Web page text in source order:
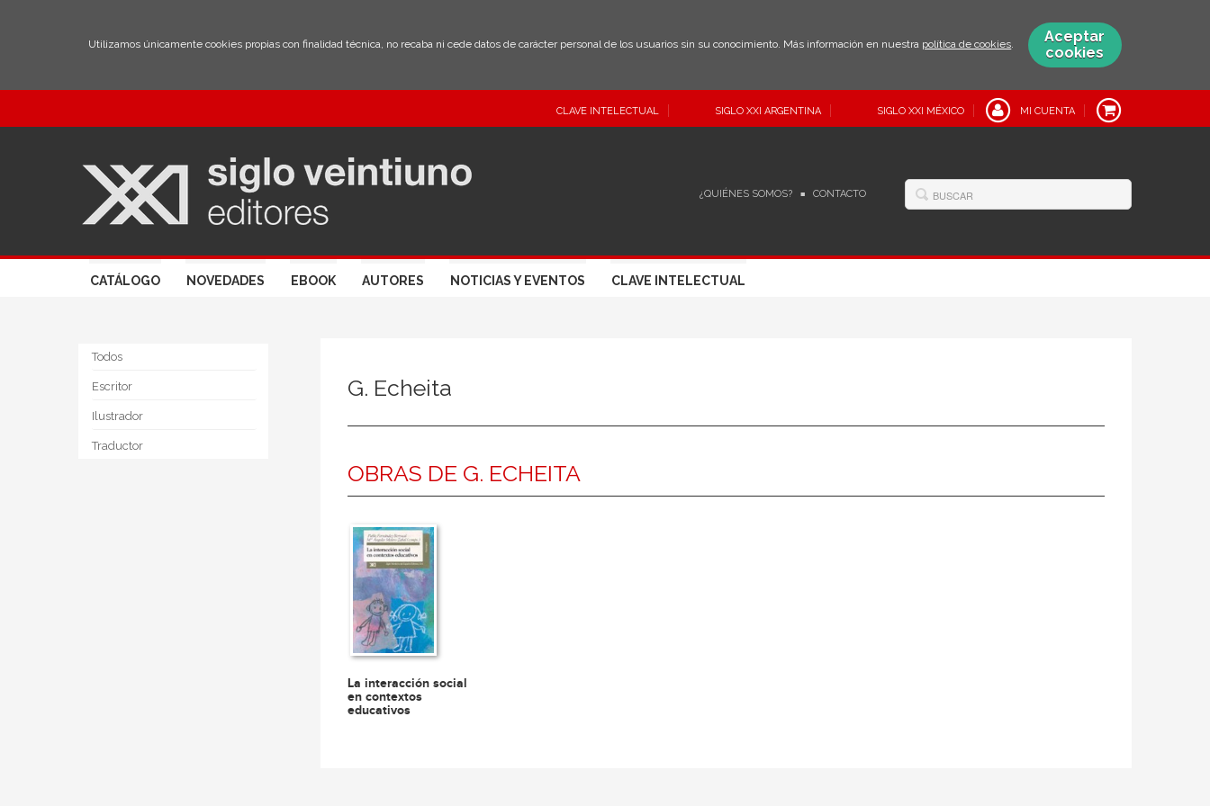
Utilizamos únicamente cookies propias con finalidad técnica, no recaba ni cede datos de carácter personal de los usuarios sin su conocimiento. Más información en nuestra política de cookies.
Aceptar
cookies
CLAVE INTELECTUAL SIGLO XXI ARGENTINA SIGLO XXI MÉXICO MI CUENTA
¿QUIÉNES SOMOS? CONTACTO
CATÁLOGO NOVEDADES EBOOK AUTORES NOTICIAS Y EVENTOS CLAVE INTELECTUAL
Todos
Escritor
Ilustrador
Traductor
G. Echeita
OBRAS DE G. ECHEITA
La interacción social
en contextos
educativos